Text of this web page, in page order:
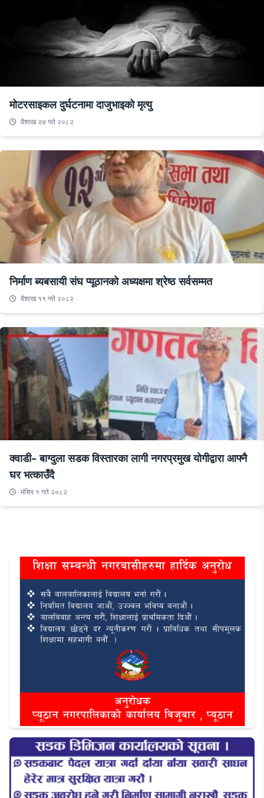
मोटरसाइकल दुर्घटनामा दाजुभाइको मृत्यु
वैशाख २७ गते २०८२
निर्माण ब्यबसायी संघ प्यूठानको अध्यक्षमा श्रेष्ठ सर्वसम्मत
वैशाख ११ गते २०८२
क्वाडी– बाग्दुला सडक विस्तारका लागी नगरप्रमुख योगीद्वारा आफ्नै
घर भत्काउँदै
मंसिर १ गते २०८२